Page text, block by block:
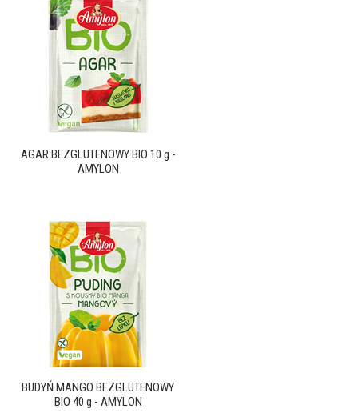
AGAR BEZGLUTENOWY BIO 10 g -
AMYLON
BUDYŃ MANGO BEZGLUTENOWY
BIO 40 g - AMYLON